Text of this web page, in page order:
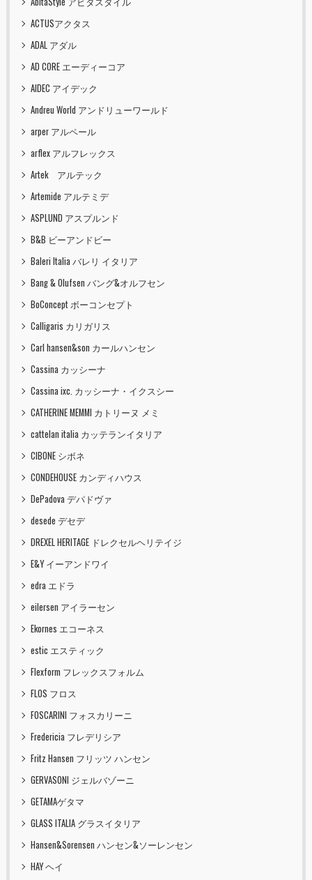
ACTUSアクタス
ADAL アダル
AD CORE エーディーコア
AIDEC アイデック
Andreu World アンドリューワールド
arper アルペール
arflex アルフレックス
Artek アルテック
Artemide アルテミデ
ASPLUND アスプルンド
B&B ビーアンドビー
Baleri Italia バレリ イタリア
Bang & Olufsen バング&オルフセン
BoConcept ボーコンセプト
Calligaris カリガリス
Carl hansen&son カールハンセン
Cassina カッシーナ
Cassina ixc. カッシーナ・イクスシー
CATHERINE MEMMI カトリーヌ メミ
cattelan italia カッテランイタリア
CIBONE シボネ
CONDEHOUSE カンディハウス
DePadova デパドヴァ
desede デセデ
DREXEL HERITAGE ドレクセルヘリテイジ
E&Y イーアンドワイ
edra エドラ
eilersen アイラーセン
Ekornes エコーネス
estic エスティック
Flexform フレックスフォルム
FLOS フロス
FOSCARINI フォスカリーニ
Fredericia フレデリシア
Fritz Hansen フリッツ ハンセン
GERVASONI ジェルバゾーニ
GETAMAゲタマ
GLASS ITALIA グラスイタリア
Hansen&Sorensen ハンセン&ソーレンセン
HAY ヘイ